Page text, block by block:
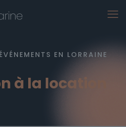
EN LORRAINE
à la location